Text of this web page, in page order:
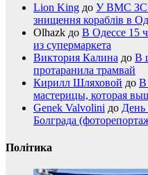
Lion King до У ВМС
знищення кораблів в
Olhazk до В Одессе 15
из супермаркета
Виктория Калина до В
протаранила трамвай
Кирилл Шляховой до В
мастерицы, которая
Genek Valvolini до День
Болграда
Політика